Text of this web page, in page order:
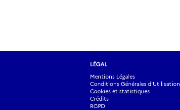
LÉGAL
Mentions Légales
Conditions Générales d'Utilisation
Cookies et statistiques
Crédits
RGPD